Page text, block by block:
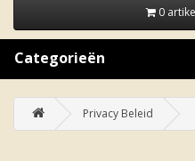
0
Categorieën
Privacy Beleid